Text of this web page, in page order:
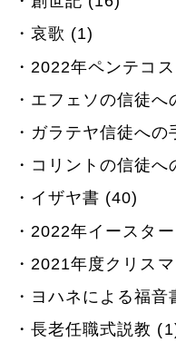
哀歌 (1)
2022年ペンテコ
エフェソの信徒へ
ガラテヤ信徒への
コリントの信徒
イザヤ書 (40)
2022年イースタ
2021年度クリス
ヨハネによる福音
長老任職式説教